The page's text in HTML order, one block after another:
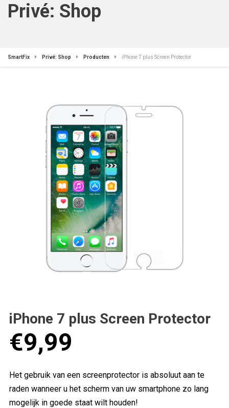
Privé: Shop
SmartFix Privé: Shop Producten iPhone 7 plus Screen Protector
iPhone 7 plus Screen Protector
€9,99
Het gebruik van een screenprotector is absoluut aan te
raden wanneer u het scherm van uw smartphone zo lang
mogelijk in goede staat wilt houden!